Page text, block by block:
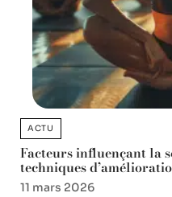
ACTU
Facteurs influençant la
techniques
11 mars 2026